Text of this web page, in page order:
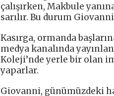
çalışırken, Makbule
sarılır. Bu durum
Kasırga, ormanda
medya kanalında
Koleji’nde yerle bir olan
yaparlar.
Giovanni, günümüzdeki